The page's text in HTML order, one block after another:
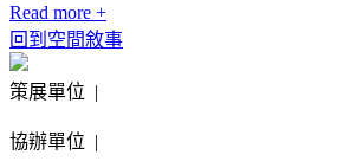
Read more +
回到空間敘事
策展單位 |
協辦單位 |